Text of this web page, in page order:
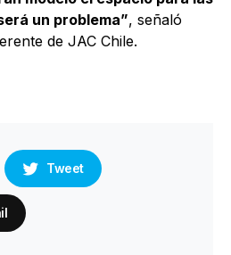
un problema”, señaló
de JAC Chile.
Tweet